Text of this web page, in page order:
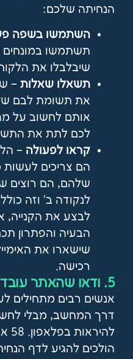
הנחיתה שלכם:
השתמשו בשפה
תשתמשו במונחים
שיבלבלו את
תשאלו שאלות –
את תשומת לבם
אותם לחשוב על
לכם לתת את
קראו לפעולה –
הם צריכים לעשות
שלהם, הם רוצים
לנקודה ב' וזה
לבצע את
הבעיה והפתרון
שישארו את
רכישה.
5. ודאו שהאתר עובד מעולה בנייד
אנשים רבים
דרך המחשב, מבלי
הולכים להגיע לדף